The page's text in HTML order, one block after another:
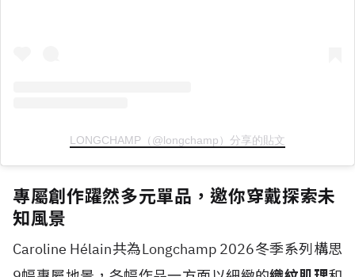
LONGCHAMP（@longchamp）分享的貼文
專屬創作躍然多元單品，邀你穿戴探索未
知風景
Caroline Hélain共為Longchamp 2026冬季系列構思